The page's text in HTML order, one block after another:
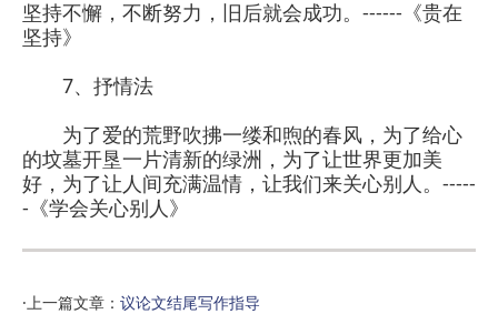
坚持不懈，不断努力，旧后就会成功。------《贵在
坚持》
7、抒情法
为了爱的荒野吹拂一缕和煦的春风，为了给心
的坟墓开垦一片清新的绿洲，为了让世界更加美
好，为了让人间充满温情，让我们来关心别人。-----
-《学会关心别人》
·上一篇文章： 议论文结尾写作指导